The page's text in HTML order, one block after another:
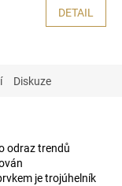
DETAIL
Diskuze
odraz trendů
je trojúhelník